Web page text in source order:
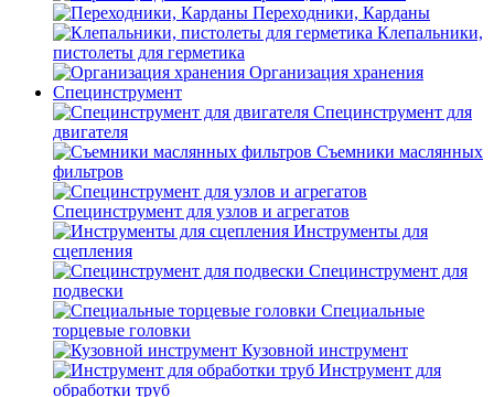
Переходники, Карданы
Клепальники,
пистолеты для герметика
Организация хранения
Специнструмент
Специнструмент для
двигателя
Съемники маслянных
фильтров
Специнструмент для узлов и агрегатов
Инструменты для
сцепления
Специнструмент для
подвески
Специальные
торцевые головки
Кузовной инструмент
Инструмент для
обработки труб